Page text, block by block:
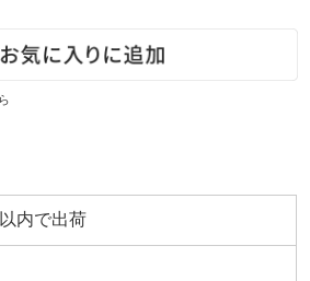
内で出荷